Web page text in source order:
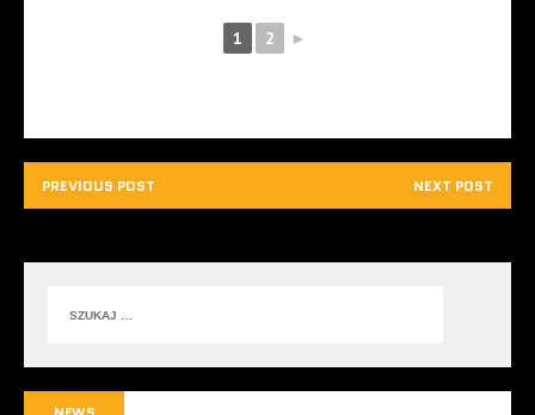
1 2 ►
PREVIOUS POST NEXT POST